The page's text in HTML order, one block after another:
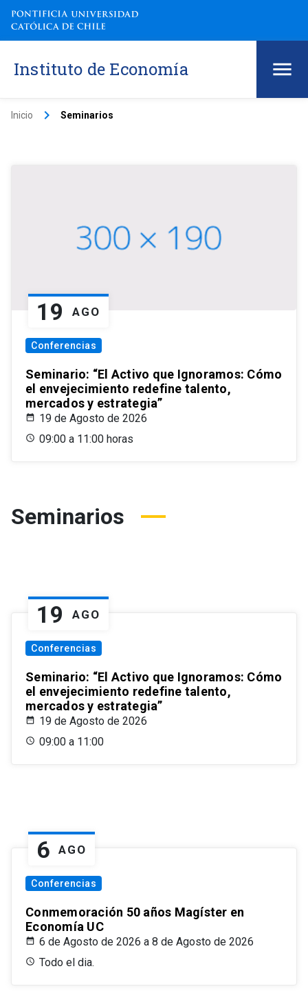
Instituto de Economía
Inicio keyboard_arrow_right Seminarios
19 AGO
Conferencias
Seminario: “El Activo que Ignoramos: Cómo
el envejecimiento redefine talento,
mercados y estrategia”
19 de Agosto de 2026
09:00 a 11:00 horas
Seminarios
19 AGO
Conferencias
Seminario: “El Activo que Ignoramos: Cómo
el envejecimiento redefine talento,
mercados y estrategia”
19 de Agosto de 2026
09:00 a 11:00
6 AGO
Conferencias
Conmemoración 50 años Magíster en
Economía UC
6 de Agosto de 2026 a 8 de Agosto de 2026
Todo el dia.